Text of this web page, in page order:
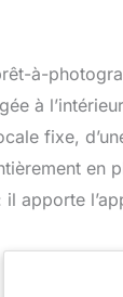
à-
à
fixe,
apporte